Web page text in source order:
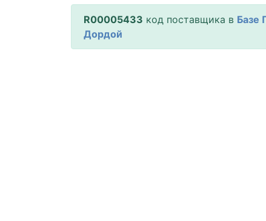
R00005433 код поставщика в Базе
Дордой